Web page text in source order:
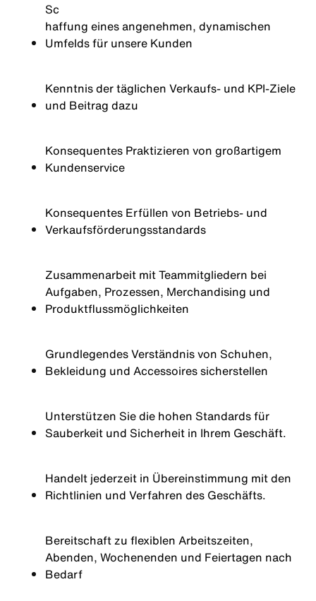
Sc
haffung eines angenehmen, dynamischen
Umfelds für unsere Kunden
Kenntnis der täglichen Verkaufs- und KPI-Ziele
und Beitrag dazu
Konsequentes Praktizieren von großartigem
Kundenservice
Konsequentes Erfüllen von Betriebs- und
Verkaufsförderungsstandards
Zusammenarbeit mit Teammitgliedern bei
Aufgaben, Prozessen, Merchandising und
Produktflussmöglichkeiten
Grundlegendes Verständnis von Schuhen,
Bekleidung und Accessoires sicherstellen
Unterstützen Sie die hohen Standards für
Sauberkeit und Sicherheit in Ihrem Geschäft.
Handelt jederzeit in Übereinstimmung mit den
Richtlinien und Verfahren des Geschäfts.
Bereitschaft zu flexiblen Arbeitszeiten,
Abenden, Wochenenden und Feiertagen nach
Bedarf